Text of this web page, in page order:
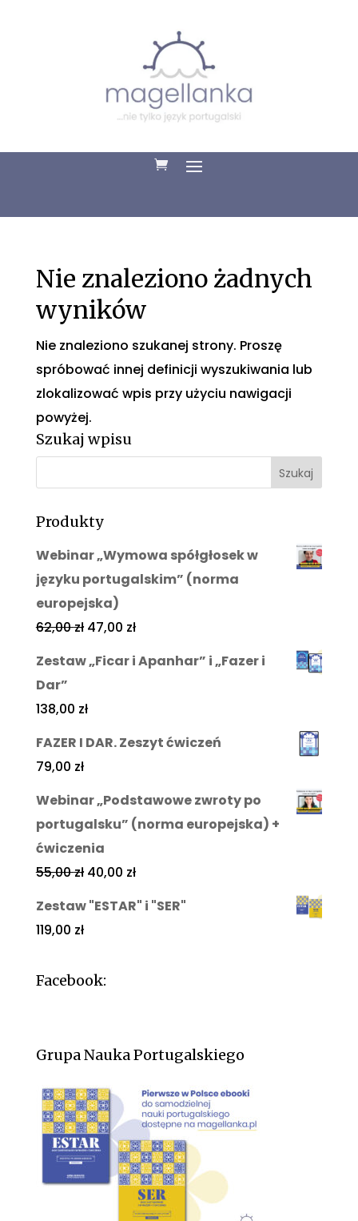
Nie znaleziono żadnych
wyników
Nie znaleziono szukanej strony. Proszę
spróbować innej definicji wyszukiwania lub
zlokalizować wpis przy użyciu nawigacji
powyżej.
Szukaj wpisu
Produkty
Webinar „Wymowa spółgłosek w
języku portugalskim” (norma
europejska)
62,00zł 47,00 zł
Zestaw „Ficar i Apanhar” i „Fazer i
Dar”
138,00 zł
FAZER I DAR. Zeszyt ćwiczeń
79,00 zł
Webinar „Podstawowe zwroty po
portugalsku” (norma europejska) +
ćwiczenia
55,00zł 40,00 zł
Zestaw "ESTAR" i "SER"
119,00 zł
Facebook:
Grupa Nauka Portugalskiego